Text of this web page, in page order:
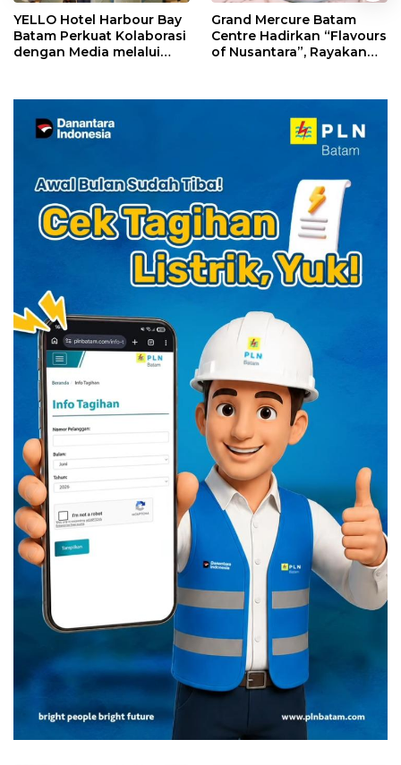
YELLO Hotel Harbour Bay
Batam Perkuat Kolaborasi
dengan Media melalui
Grand Mercure Batam
Centre Hadirkan “Flavours
of Nusantara”, Rayakan